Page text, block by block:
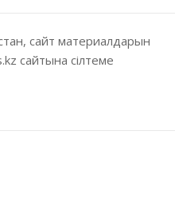
сайт материалдарын
сайтына сілтеме